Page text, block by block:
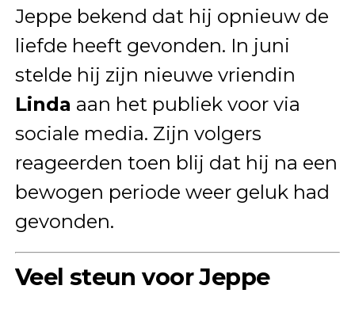
Jeppe bekend dat hij opnieuw de
liefde heeft gevonden. In juni
stelde hij zijn nieuwe vriendin
Linda aan het publiek voor via
sociale media. Zijn volgers
reageerden toen blij dat hij na een
bewogen periode weer geluk had
gevonden.
Veel steun voor Jeppe